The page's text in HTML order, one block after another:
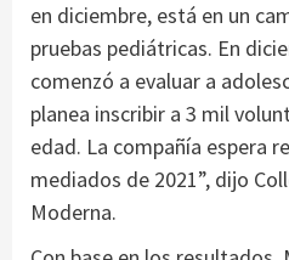
en diciembre, está en un
pruebas pediátricas. En
comenzó a evaluar a
planea inscribir a 3 mil
edad. La compañía espera
mediados de 2021”, dijo
Moderna.